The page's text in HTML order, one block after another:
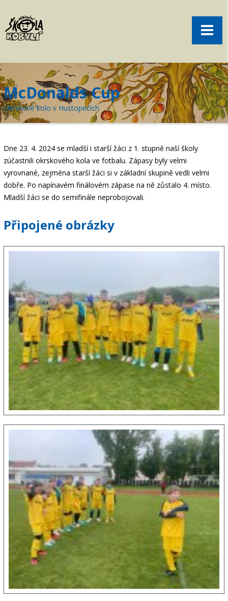
Aktuality
Volný čas
Kontakt
žákovská knížka
objednání obědů
Menu
McDonalds Cup
Okrskové kolo v Hustopečích
Dne 23. 4. 2024 se mladší i starší žáci z 1. stupně naší školy
zúčastnili okrskového kola ve fotbalu. Zápasy byly velmi
vyrovnané, zejména starší žáci si v základní skupině vedli velmi
dobře. Po napínavém finálovém zápase na ně zůstalo 4. místo.
Mladší žáci se do semifinále neprobojovali.
Připojené obrázky